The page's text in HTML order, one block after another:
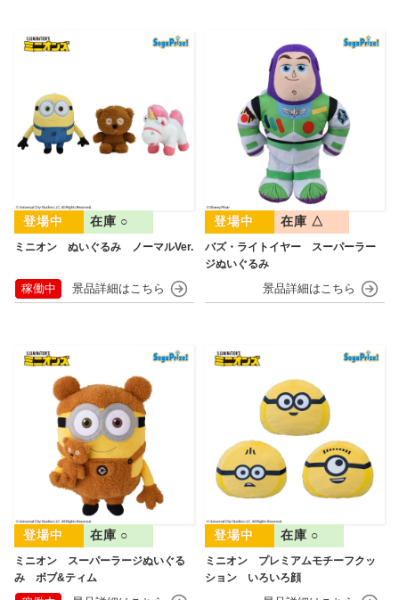
ミニオン ぬいぐるみ ノーマルVer.
在庫 ○
稼働中
バズ・ライトイヤー スーパーラー
ジぬいぐるみ
在庫 △
ミニオン スーパーラージぬいぐる
み ボブ&ティム
在庫 ○
ミニオン プレミアムモチーフクッ
ション いろいろ顔
在庫 ○